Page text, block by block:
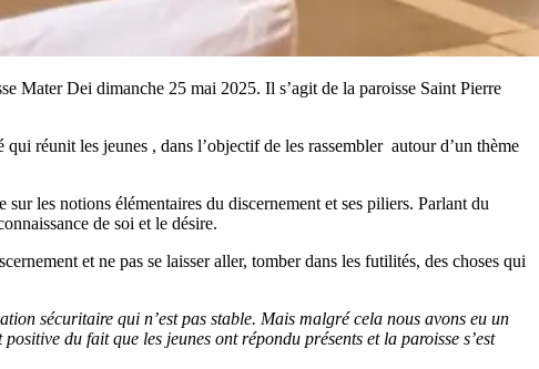
Mater Dei dimanche 25 mai 2025. Il s’agit de la paroisse Saint Pierre
réunit les jeunes , dans l’objectif de les rassembler autour d’un thème
les notions élémentaires du discernement et ses piliers. Parlant du
de soi et le désire.
et ne pas se laisser aller, tomber dans les futilités, des choses qui
sécuritaire qui n’est pas stable. Mais malgré cela nous avons eu un
du fait que les jeunes ont répondu présents et la paroisse s’est